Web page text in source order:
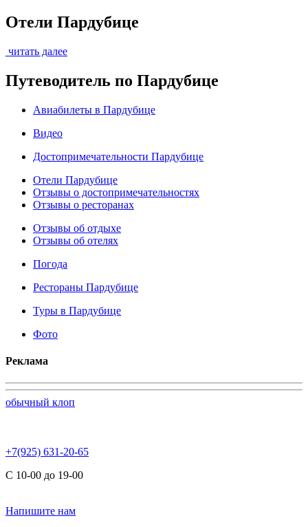
Отели Пардубице
читать далее
Путеводитель по Пардубице
Авиабилеты в Пардубице
Видео
Достопримечательности Пардубице
Отели Пардубице
Отзывы о достопримечательностях
Отзывы о ресторанах
Отзывы об отдыхе
Отзывы об отелях
Погода
Рестораны Пардубице
Туры в Пардубице
Фото
Реклама
обычный клоп
+7(925) 631-20-65
С 10-00 до 19-00
Напишите нам